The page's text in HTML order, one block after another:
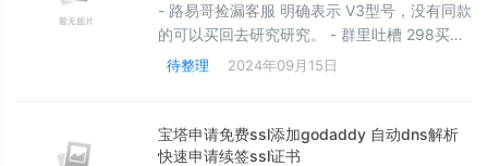
- 路易哥捡漏客服 明确表示 V3型号，没有同款
的可以买回去研究研究。 - 群里吐槽 298买了
一个149的锁。纯属吐槽 各种杠。被退群了。
居然同意了 来了句 “你说吧” 看来大哥委屈了。
我发了问题 就没下文。## 碎碎念 没事网上闲
待整理 2024年09月15日
宝塔申请免费ssl添加godaddy 自动dns解析
快速申请续签ssl证书